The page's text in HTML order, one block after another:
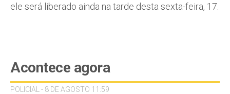
ele será liberado ainda na tarde desta sexta-feira, 17.
Acontece agora
POLICIAL - 8 DE AGOSTO 11:59